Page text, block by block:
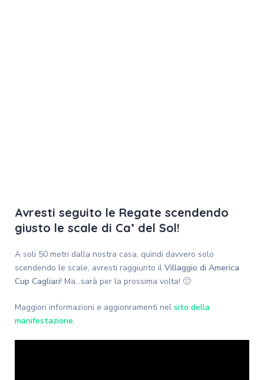
Avresti seguito le Regate scendendo
giusto le scale di Ca’ del Sol!
A soli 50 metri dalla nostra casa, quindi davvero solo
scendendo le scale, avresti raggiunto il Villaggio di America
Cup Cagliari! Ma…sarà per la prossima volta! 🙁
Maggiori informazioni e aggionramenti nel sito della
manifestazione.